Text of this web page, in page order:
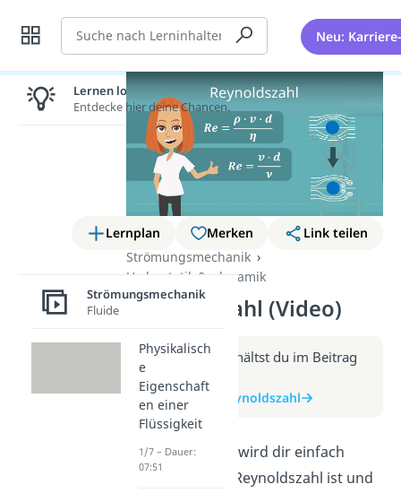
Suche Neu:
Lernplan Merken
Link teilen
Strömungsmechanik
Hydrostatik & -dynamik
Reynoldszahl (Video)
Weitere Infos erhältst du im Beitrag
zum Video
zum Beitrag: Reynoldszahl
In diesem Video wird dir einfach
erklärt, was die Reynoldszahl ist und
Lernen lohnt sich!
Entdecke hier deine Chancen.
Strömungsmechanik
Fluide
Physikalisch
e
Eigenschaft
en einer
Flüssigkeit
1/7 – Dauer:
07:51